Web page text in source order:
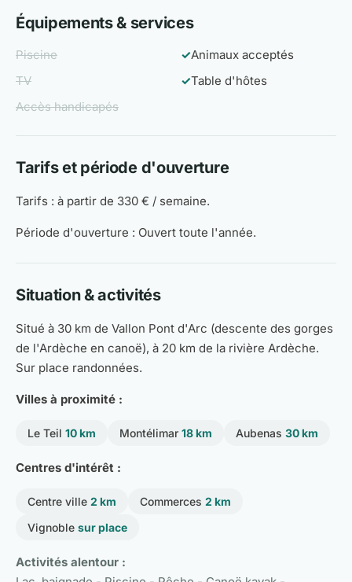
Équipements & services
Piscine ✓Animaux acceptés
TV
✓Table d'hôtes
Accès handicapés
Tarifs et période d'ouverture
Tarifs : à partir de 330 € / semaine.
Période d'ouverture : Ouvert toute l'année.
Situation & activités
Situé à 30 km de Vallon Pont d'Arc (descente des gorges
de l'Ardèche en canoë), à 20 km de la rivière Ardèche.
Sur place randonnées.
Villes à proximité :
Le Teil 10 km Montélimar 18 km Aubenas 30 km
Centres d'intérêt :
Centre ville 2 km Commerces 2 km
Vignoble sur place
Activités alentour :